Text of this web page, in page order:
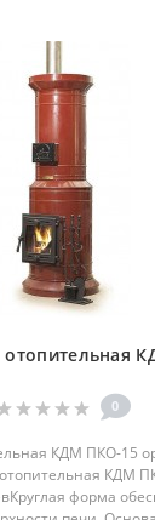
отопительная
0
КДМ ПКО-15
КДМ
форма